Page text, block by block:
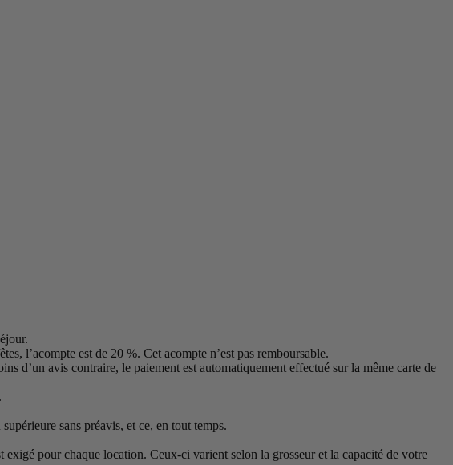
l’acompte est de 20 %. Cet acompte n’est pas remboursable.
d’un avis contraire, le paiement est automatiquement effectué sur la même carte de
sans préavis, et ce, en tout temps.
pour chaque location. Ceux-ci varient selon la grosseur et la capacité de votre